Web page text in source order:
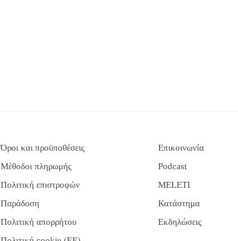
Όροι και προϋποθέσεις
Μέθοδοι πληρωμής
Πολιτική επιστροφών
Παράδοση
Πολιτική απορρήτου
Επικοινωνία
Podcast
MELETI
Κατάστημα
Εκδηλώσεις